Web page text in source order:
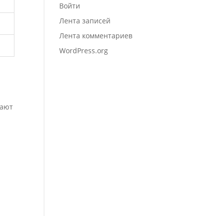
Войти
Лента записей
Лента комментариев
WordPress.org